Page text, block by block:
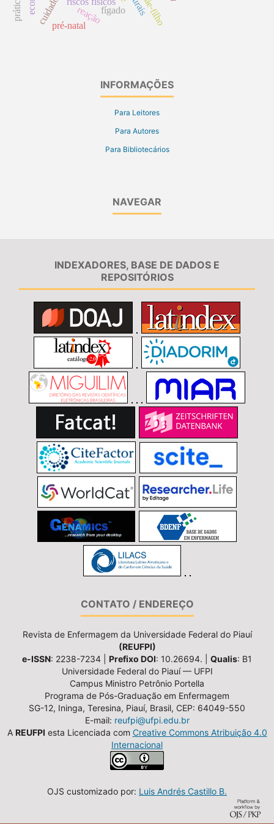
fígado
reação
pré-natal
INFORMAÇÕES
Para Leitores
Para Autores
Para Bibliotecários
NAVEGAR
INDEXADORES, BASE DE DADOS E
REPOSITÓRIOS
CONTATO / ENDEREÇO
Revista de Enfermagem da Universidade Federal do Piauí
(REUFPI)
e-ISSN: 2238-7234 | Prefixo DOI: 10.26694. | Qualis: B1
Universidade Federal do Piauí — UFPI
Campus Ministro Petrônio Portella
Programa de Pós-Graduação em Enfermagem
SG-12, Ininga, Teresina, Piauí, Brasil, CEP: 64049-550
E-mail: reufpi@ufpi.edu.br
A REUFPI esta Licenciada com Creative Commons Atribuição 4.0
Internacional
OJS customizado por: Luis Andrés Castillo B.